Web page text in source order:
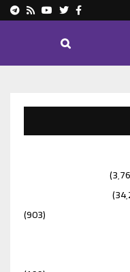
Facebook
Twitter
Youtube
Rss
(903)